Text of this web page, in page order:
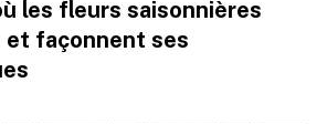
les fleurs saisonnières
et façonnent ses